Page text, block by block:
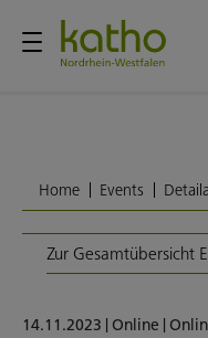
Home Events
Zur Gesamtübersicht
14.11.2023 Online